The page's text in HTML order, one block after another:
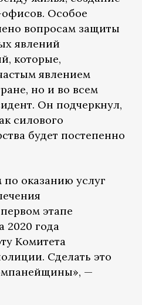
Особое
вопросам защиты
явлений
которые,
явлением
но и во всем
Он подчеркнул,
силового
будет постепенно
оказанию услуг
этапе
2020 года
Комитета
Сделать это
—